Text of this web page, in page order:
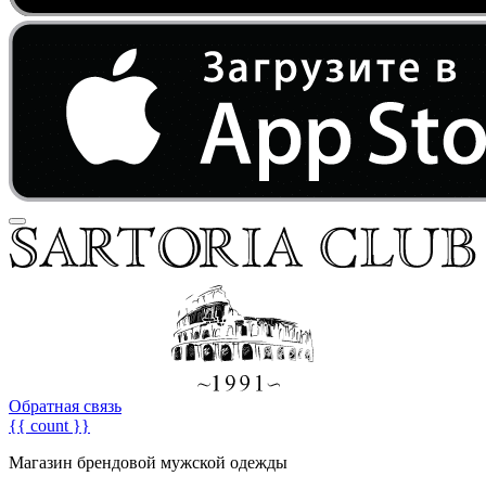
Обратная связь
{{ count }}
Магазин брендовой мужской одежды